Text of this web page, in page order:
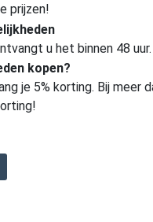
prijzen!
u het binnen 48 uur.
kopen?
je 5% korting. Bij meer